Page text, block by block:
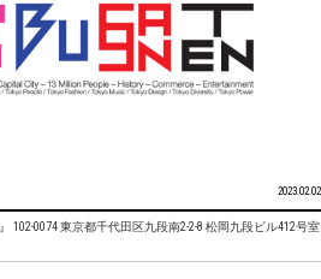
2023.02.02
102-0074 東京都千代田区九段南2-2-8 松岡九段ビル412号室